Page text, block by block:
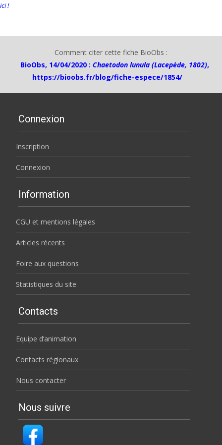
ici !
Comment citer cette fiche BioObs :
BioObs, 14/04/2020 : Chaetodon lunula (Lacepède, 1802),
https://bioobs.fr/blog/fiche-espece/1854/
Connexion
Inscription
Connexion
Information
CGU et mentions légales
Articles récents
Foire aux questions
Statistiques du site
Contacts
Equipe d’animation
Contacts régionaux
Nous contacter
Nous suivre